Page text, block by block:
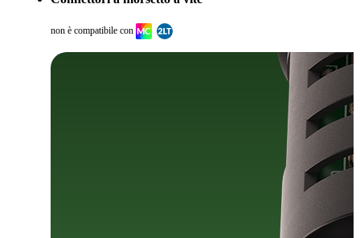
non è compatibile con